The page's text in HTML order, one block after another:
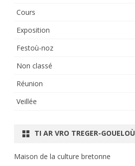
Cours
Exposition
Festoù-noz
Non classé
Réunion
Veillée
TI AR VRO TREGER-GOUELOÙ
Maison de la culture bretonne